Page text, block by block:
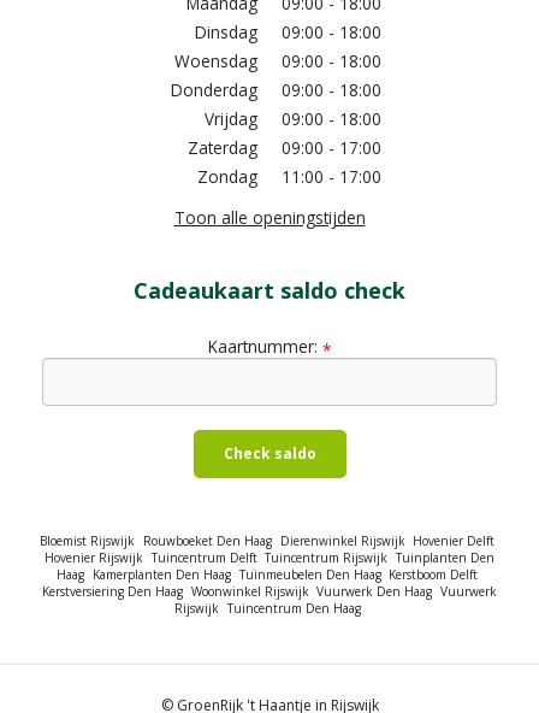
Dinsdag
09:00 - 18:00
Woensdag
09:00 - 18:00
Donderdag
09:00 - 18:00
Vrijdag
09:00 - 18:00
Zaterdag
09:00 - 17:00
Zondag
11:00 - 17:00
Toon alle openingstijden
Cadeaukaart saldo check
Kaartnummer: *
Check saldo
Bloemist Rijswijk Rouwboeket Den Haag Dierenwinkel Rijswijk Hovenier Delft
Hovenier Rijswijk Tuincentrum Delft Tuincentrum Rijswijk Tuinplanten Den
Haag Kamerplanten Den Haag Tuinmeubelen Den Haag Kerstboom Delft
Kerstversiering Den Haag Woonwinkel Rijswijk Vuurwerk Den Haag Vuurwerk
Rijswijk Tuincentrum Den Haag
© GroenRijk 't Haantje in Rijswijk